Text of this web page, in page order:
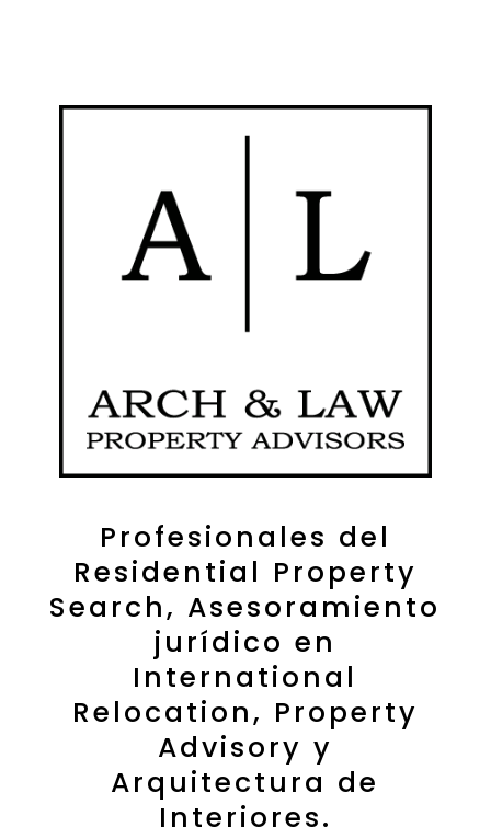
Profesionales del
Residential Property
Search, Asesoramiento
jurídico en
International
Relocation, Property
Advisory y
Arquitectura de
Interiores.